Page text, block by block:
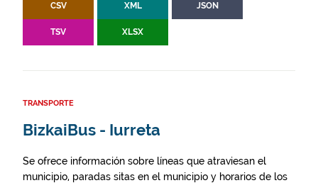
CSV XML JSON
TSV XLSX
TRANSPORTE
BizkaiBus - Iurreta
Se ofrece información sobre líneas que atraviesan el
municipio, paradas sitas en el municipio y horarios de los